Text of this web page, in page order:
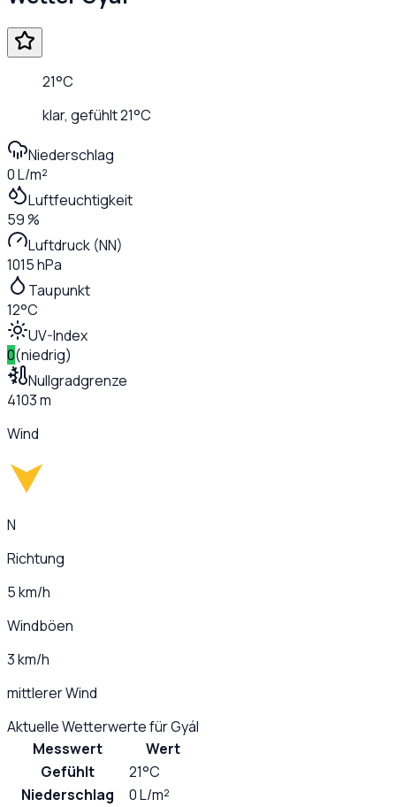
21°C
klar, gefühlt21°C
Niederschlag
0 L/m²
Luftfeuchtigkeit
59 %
Luftdruck (NN)
1015 hPa
Taupunkt
12°C
UV-Index
0(niedrig)
Nullgradgrenze
4103 m
Wind
N
Richtung
5 km/h
Windböen
3 km/h
mittlerer Wind
Aktuelle Wetterwerte fürGyál
Messwert
Wert
Gefühlt
21°C
Niederschlag
0 L/m²